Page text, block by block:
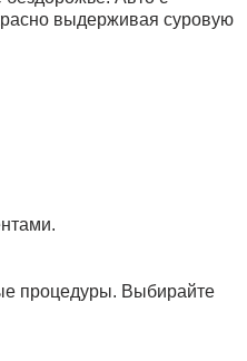
выдерживая суровую
процедуры. Выбирайте